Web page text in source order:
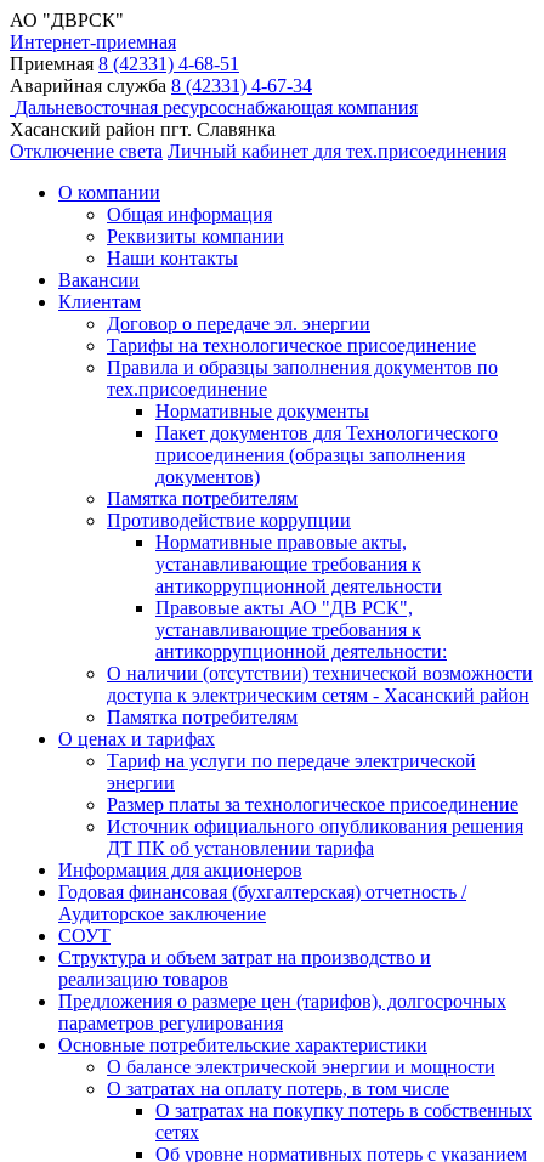
АО "ДВРСК"
Интернет-приемная
Приемная 8 (42331) 4-68-51
Аварийная служба 8 (42331) 4-67-34
Дальневосточная ресурсоснабжающая компания
Хасанский район пгт. Славянка
Отключение света Личный кабинет для тех.присоединения
О компании
Общая информация
Реквизиты компании
Наши контакты
Вакансии
Клиентам
Договор о передаче эл. энергии
Тарифы на технологическое присоединение
Правила и образцы заполнения документов по
тех.присоединение
Нормативные документы
Пакет документов для Технологического
присоединения (образцы заполнения
документов)
Памятка потребителям
Противодействие коррупции
Нормативные правовые акты,
устанавливающие требования к
антикоррупционной деятельности
Правовые акты АО "ДВ РСК",
устанавливающие требования к
антикоррупционной деятельности:
О наличии (отсутствии) технической возможности
доступа к электрическим сетям - Хасанский район
Памятка потребителям
О ценах и тарифах
Тариф на услуги по передаче электрической
энергии
Размер платы за технологическое присоединение
Источник официального опубликования решения
ДТ ПК об установлении тарифа
Информация для акционеров
Годовая финансовая (бухгалтерская) отчетность /
Аудиторское заключение
СОУТ
Структура и объем затрат на производство и
реализацию товаров
Предложения о размере цен (тарифов), долгосрочных
параметров регулирования
Основные потребительские характеристики
О балансе электрической энергии и мощности
О затратах на оплату потерь, в том числе
О затратах на покупку потерь в собственных
сетях
Об уровне нормативных потерь с указанием